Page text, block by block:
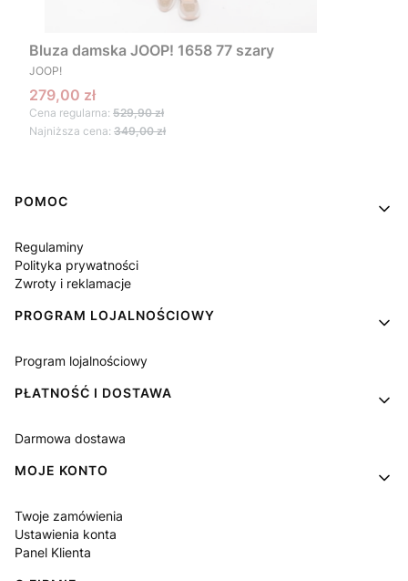
Bluza damska JOOP! 1658 77 szary
PRODUCENT
JOOP!
Cena promocyjna
279,00 zł
Cena regularna: 529,90 zł
Najniższa cena: 349,00 zł
Linki w stopce
POMOC
Regulaminy
Polityka prywatności
Zwroty i reklamacje
PROGRAM LOJALNOŚCIOWY
Program lojalnościowy
PŁATNOŚĆ I DOSTAWA
Darmowa dostawa
MOJE KONTO
Twoje zamówienia
Ustawienia konta
Panel Klienta